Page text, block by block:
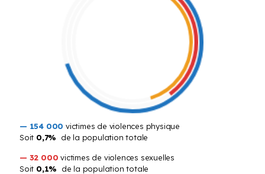
— 154 000 victimes de violences physique
Soit 0,7% de la population totale
— 32 000victimes de violences sexuelles
Soit 0,1% de la population totale